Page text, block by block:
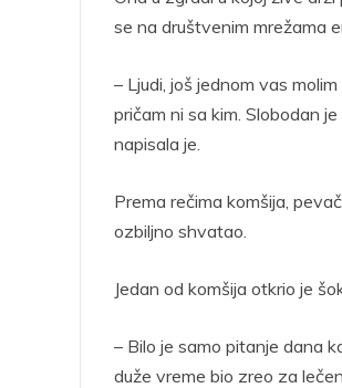
se na društvenim mrežama
– Ljudi, još jednom vas
pričam ni sa kim. Slobodan
napisala je.
Prema rečima komšija,
ozbiljno shvatao.
Jedan od komšija otkrio je
– Bilo je samo pitanje dana
duže vreme bio zreo za